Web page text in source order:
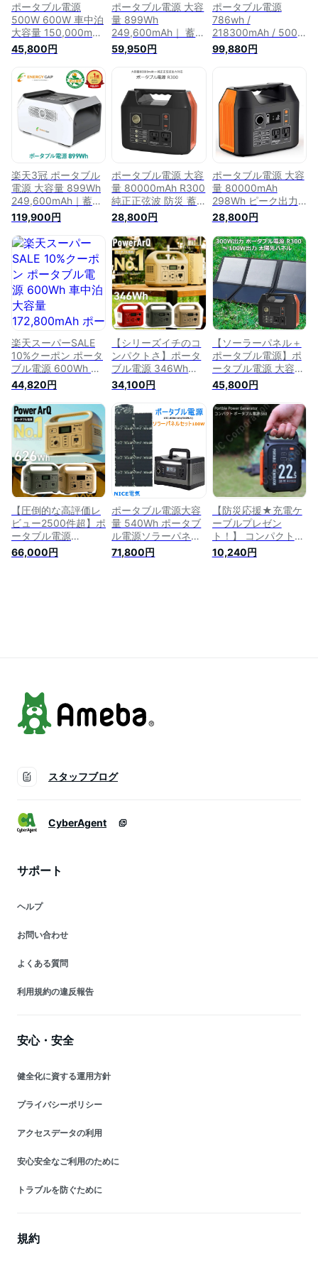
ポータブル電源
500W 600W 車中泊
大容量 150,000mAh
ポータブルコンセン
ト 防災 蓄電池 発電
機 防災グッズ 停電
家庭用蓄電池 正弦波
アウトドア キャンプ
災害 電気毛布 電動
工具 ポータブルバッ
テリー 非常用電源
ACコンセント
45,800円
ポータブル電源 大容
量 899Wh
249,600mAh｜ 蓄電
池 家庭用 防災 車中
泊 発電機 ポータブ
ルコンセント バッテ
リー キャンプ LEDラ
イト付 ACアダプタ
充電 正弦波 ソーラ
ー ポータブルバッテ
リー ポータブル蓄電
59,950円
ポータブル電源
786wh /
218300mAh / 500W
瞬間最大出力2500W
大容量 ポータブルバ
ウトドア キャンプ
防災 蓄電池 発電機
防災グッズ 停電 電
源 家庭用蓄電池 電
動工具 災害 コンセ
ント テレワーク LED
ライト付 ソーラー充
電器
99,880円
楽天3冠 ポータブル
電源 大容量 899Wh
249,600mAh｜蓄電
池 家庭用 防災 車中
泊 発電機 ポータブ
ルコンセント バッテ
リー 正弦波 ソーラ
ー ポータブルバッテ
リー ポータブル蓄電
池 LEDライト付
119,900円
ポータブル電源 大容
量 80000mAh R300
純正正弦波 防災 蓄
電池 発電機 停電 家
庭用蓄電池 車中泊
ソーラー アウトドア
キャンプ 災害 AC
DC USB出力 非常用
急速充電 モバイルバ
ッテリー | ポータブ
ルバッテリー 電源
非常用電源 ポータブ
ル 災害時 充電 スマ
ホ
28,800円
ポータブル電源 大容
量 80000mAh
298Wh ピーク出力
398W 純正正弦波 対
応 R300 防災 蓄電池
発電機 停電 家庭用
蓄電池 車中泊 ソー
ラー アウトドア キ
ャンプ 災害 AC DC
USB出力 非常用 急
速充電 モバイルバッ
テリー | ポータブル
バッテリー 蓄電器
電源 非常用電源 災
害
28,800円
楽天スーパーSALE
10%クーポン ポータ
ブル電源 600Wh 車
中泊 大容量
172,800mAh ポータ
ブルコンセント 防災
蓄電池 発電機 防災
グッズ 停電 家庭用
蓄電池 正弦波 アウ
トドア キャンプ 災
害 電気毛布 天体望
遠鏡 電動工具 ポー
タブルバッテリー 非
常用電源 Panasonic
製電池
44,820円
【シリーズイチのコ
ンパクトさ】ポータ
ブル電源 346Wh
93,600mAh ポータ
ブルコンセント 防災
蓄電池 発電機 防災
グッズ 停電 家庭用
蓄電池 大容量 正弦
波 車中泊 アウトド
ア キャンプ 災害 電
動工具 蓄電器 ポー
タブルバッテリー 非
常用電源 ACコンセ
ント DC出力 母の日
34,100円
【ソーラーパネル＋
ポータブル電源】ポ
ータブル電源 大容量
80000mAh R300 ＋
ソーラーパネル
100W 純正正弦波 防
災 蓄電池 発電機 停
電 家庭用蓄電池 車
中泊 ソーラー アウ
トドア キャンプ 災
害 AC DC USB出力
予備電源 非常用 | ア
ウトドア用品 キャン
プ用品
45,800円
【圧倒的な高評価レ
ビュー2500件超】ポ
ータブル電源
626Wh 車中泊 大容
量 174,000mAh ポー
66,000円
ポータブル電源大容
量 540Wh ポータブ
ル電源ソラーパネル
セット100W ポータ
ブルコンセント 防災
71,800円
【防災応援★充電ケ
ーブルプレゼン
ト！】 コンパクト
ポータブル電源 S60
大容量 22500mAh
10,240円
スタッフブログ
CyberAgent
サポート
ヘルプ
お問い合わせ
よくある質問
利用規約の違反報告
安心・安全
健全化に資する運用方針
プライバシーポリシー
アクセスデータの利用
安心安全なご利用のために
トラブルを防ぐために
規約